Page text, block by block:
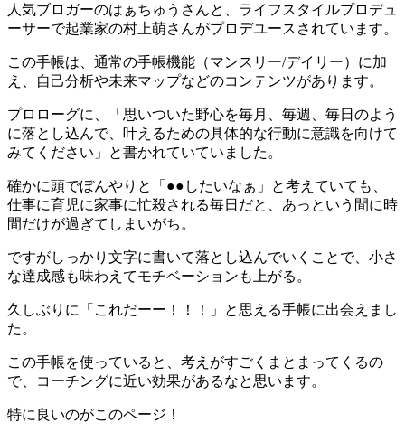
人気ブロガーのはぁちゅうさんと、ライフスタイルプロデュ
ーサーで起業家の村上萌さんがプロデユースされています。
この手帳は、通常の手帳機能（マンスリー/デイリー）に加
え、自己分析や未来マップなどのコンテンツがあります。
プロローグに、「思いついた野心を毎月、毎週、毎日のよう
に落とし込んで、叶えるための具体的な行動に意識を向けて
みてください」と書かれていていました。
確かに頭でぼんやりと「●●したいなぁ」と考えていても、
仕事に育児に家事に忙殺される毎日だと、あっという間に時
間だけが過ぎてしまいがち。
ですがしっかり文字に書いて落とし込んでいくことで、小さ
な達成感も味わえてモチベーションも上がる。
久しぶりに「これだーー！！！」と思える手帳に出会えまし
た。
この手帳を使っていると、考えがすごくまとまってくるの
で、コーチングに近い効果があるなと思います。
特に良いのがこのページ！